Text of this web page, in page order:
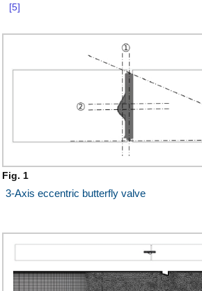
[5]
Fig. 1
3-Axis eccentric butterfly valve